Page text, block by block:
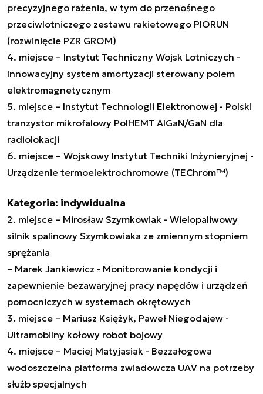
precyzyjnego rażenia, w tym do przenośnego
przeciwlotniczego zestawu rakietowego PIORUN
(rozwinięcie PZR GROM)
4. miejsce – Instytut Techniczny Wojsk Lotniczych -
Innowacyjny system amortyzacji sterowany polem
elektromagnetycznym
5. miejsce – Instytut Technologii Elektronowej - Polski
tranzystor mikrofalowy PolHEMT AlGaN/GaN dla
radiolokacji
6. miejsce – Wojskowy Instytut Techniki Inżynieryjnej -
Urządzenie termoelektrochromowe (TEChrom™)
Kategoria: indywidualna
2. miejsce – Mirosław Szymkowiak - Wielopaliwowy
silnik spalinowy Szymkowiaka ze zmiennym stopniem
sprężania
– Marek Jankiewicz - Monitorowanie kondycji i
zapewnienie bezawaryjnej pracy napędów i urządzeń
pomocniczych w systemach okrętowych
3. miejsce – Mariusz Księżyk, Paweł Niegodajew -
Ultramobilny kołowy robot bojowy
4. miejsce – Maciej Matyjasiak - Bezzałogowa
wodoszczelna platforma zwiadowcza UAV na potrzeby
służb specjalnych